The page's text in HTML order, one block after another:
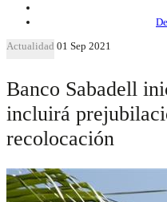
Actualidad 01 Sep 2021
Banco Sabadell
incluirá
recolocación